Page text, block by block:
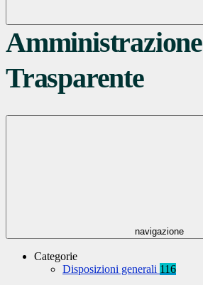
Amministrazione
Trasparente
navigazione
Categorie
Disposizioni generali 116